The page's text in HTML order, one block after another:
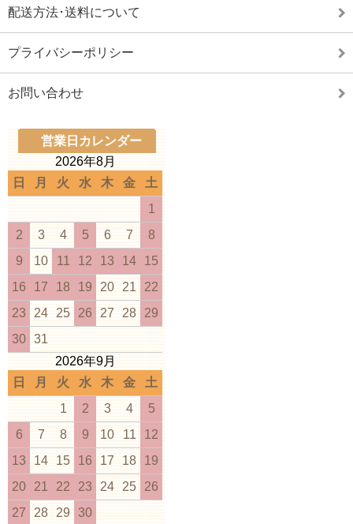
配送方法･送料について
プライバシーポリシー
お問い合わせ
営業日カレンダー
2026年8月
日
月 火 水 木 金
土
1
2
3 4 5 6 7
8
9
10 11 12 13 14
15
16
17 18 19 20 21
22
23
24 25 26 27 28
29
30 31
2026年9月
日
月 火 水 木 金
土
1
2 3 4
5
6
7 8 9 10 11
12
13
14 15 16 17 18
19
20
21 22 23 24 25
26
27
28 29 30